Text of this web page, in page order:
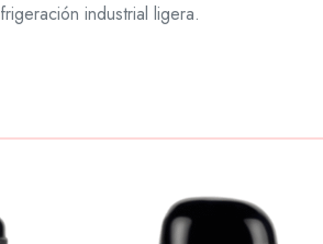
industrial ligera.